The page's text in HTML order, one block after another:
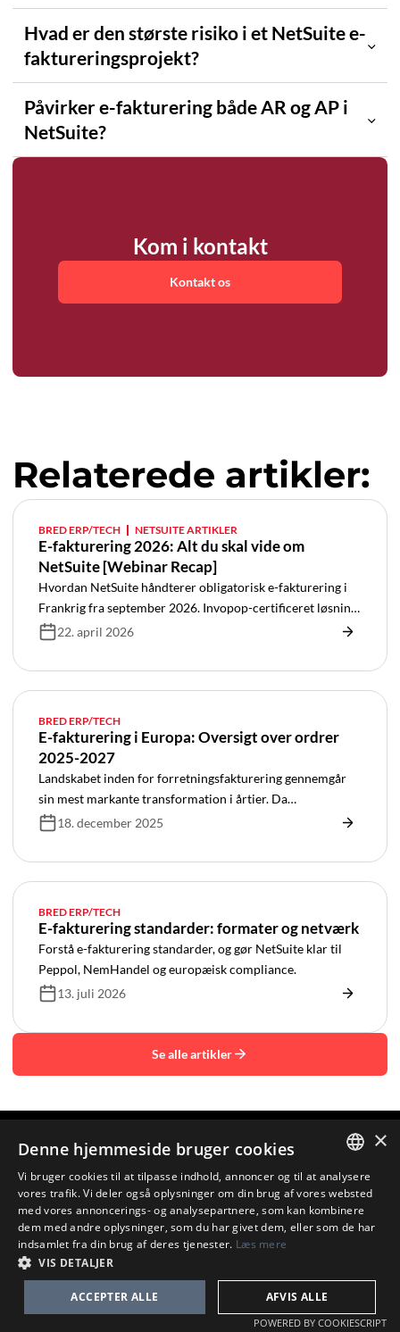
Hvad er den største risiko i et NetSuite e-
faktureringsprojekt?
Påvirker e-fakturering både AR og AP i
NetSuite?
Kom i kontakt
Kontakt os
Relaterede artikler:
BRED ERP/TECH NETSUITE ARTIKLER
E-fakturering 2026: Alt du skal vide om
NetSuite [Webinar Recap]
Hvordan NetSuite håndterer obligatorisk e-fakturering i
Frankrig fra september 2026. Invopop-certificeret løsning,
kalender og implementering.
22. april 2026
BRED ERP/TECH
E-fakturering i Europa: Oversigt over ordrer
2025-2027
Landskabet inden for forretningsfakturering gennemgår
sin mest markante transformation i årtier. Da
overholdelsesfristerne nærmer sig hastigt, er forståelsen
europæisk virksomhed.
18. december 2025
BRED ERP/TECH
E-fakturering standarder: formater og netværk
Forstå e-fakturering standarder, og gør NetSuite klar til
Peppol, NemHandel og europæisk compliance.
13. juli 2026
Se alle artikler
Klar til at forenkle din vækst?
Lad os diskutere, hvordan vi kan hjælpe dig med at bevæge
dig fra kompleksitet til klarhed.
Book e discovery call
ENGLISH
FRENCH
×
Denne hjemmeside bruger cookies
Vi bruger cookies til at tilpasse indhold, annoncer og til at analysere
vores trafik. Vi deler også oplysninger om din brug af vores websted
med vores annoncerings- og analysepartnere, som kan kombinere
dem med andre oplysninger, som du har givet dem, eller som de har
indsamlet fra din brug af deres tjenester. Læs mere
VIS DETALJER
ACCEPTER ALLE AFVIS ALLE
POWERED BY COOKIESCRIPT